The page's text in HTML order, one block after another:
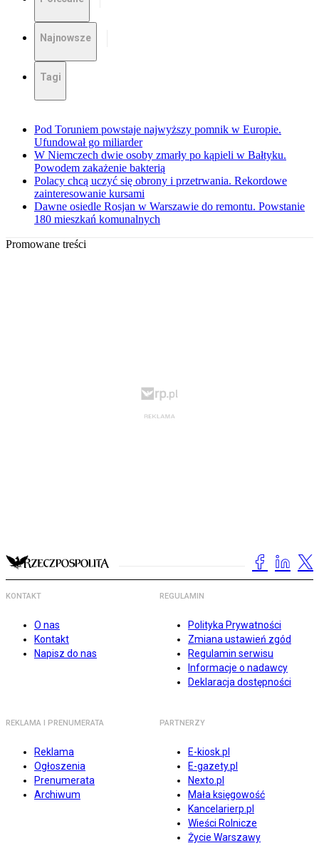
Najnowsze
Tagi
Pod Toruniem powstaje najwyższy pomnik w Europie.
Ufundował go miliarder
W Niemczech dwie osoby zmarły po kąpieli w Bałtyku.
Powodem zakażenie bakterią
Polacy chcą uczyć się obrony i przetrwania. Rekordowe
zainteresowanie kursami
Dawne osiedle Rosjan w Warszawie do remontu. Powstanie
180 mieszkań komunalnych
Promowane treści
KONTAKT
O nas
Kontakt
Napisz do nas
REGULAMIN
Polityka Prywatności
Zmiana ustawień zgód
Regulamin serwisu
Informacje o nadawcy
Deklaracja dostępności
REKLAMA I PRENUMERATA
Reklama
Ogłoszenia
Prenumerata
Archiwum
PARTNERZY
E-kiosk.pl
E-gazety.pl
Nexto.pl
Mała księgowość
Kancelarierp.pl
Wieści Rolnicze
Życie Warszawy